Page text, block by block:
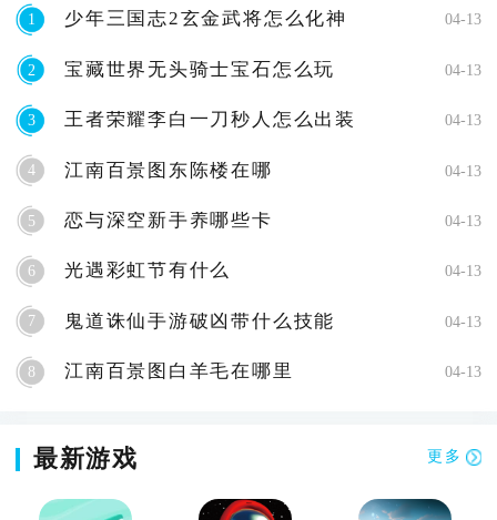
1 少年三国志2玄金武将怎么化神 04-13
2 宝藏世界无头骑士宝石怎么玩 04-13
3 王者荣耀李白一刀秒人怎么出装 04-13
4 江南百景图东陈楼在哪 04-13
5 恋与深空新手养哪些卡 04-13
6 光遇彩虹节有什么 04-13
7 鬼道诛仙手游破凶带什么技能 04-13
8 江南百景图白羊毛在哪里 04-13
最新游戏 更多